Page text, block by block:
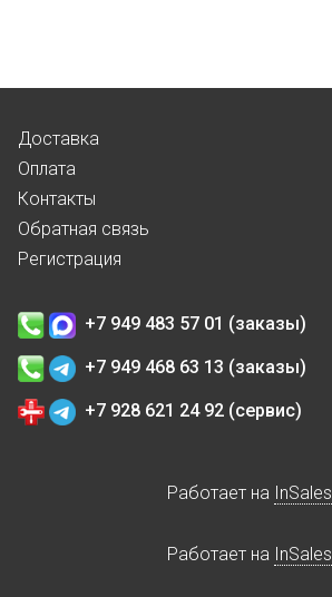
Доставка
Оплата
Контакты
Обратная связь
Регистрация
+7 949 483 57 01 (заказы)
+7 949 468 63 13 (заказы)
+7 928 621 24 92 (сервис)
Работает на InSales
Работает на InSales